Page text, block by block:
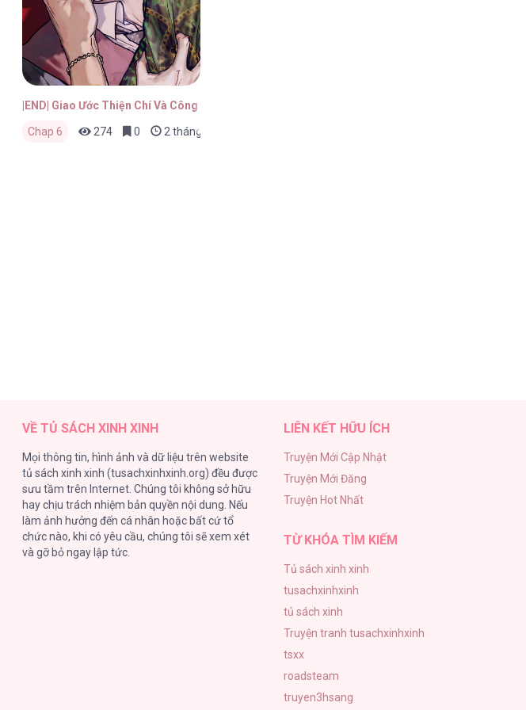
|END| Giao Ước Thiện Chí Và Công Bằng
Chap 6 274 0 2 tháng trước
VỀ TỦ SÁCH XINH XINH
Mọi thông tin, hình ảnh và dữ liệu trên website
tủ sách xinh xinh (tusachxinhxinh.org) đều được
sưu tầm trên Internet. Chúng tôi không sở hữu
hay chịu trách nhiệm bản quyền nội dung. Nếu
làm ảnh hưởng đến cá nhân hoặc bất cứ tổ
chức nào, khi có yêu cầu, chúng tôi sẽ xem xét
và gỡ bỏ ngay lập tức.
LIÊN KẾT HỮU ÍCH
Truyện Mới Cập Nhật
Truyện Mới Đăng
Truyện Hot Nhất
TỪ KHÓA TÌM KIẾM
Tủ sách xinh xinh
tusachxinhxinh
tủ sách xinh
Truyện tranh tusachxinhxinh
tsxx
roadsteam
truyen3hsang